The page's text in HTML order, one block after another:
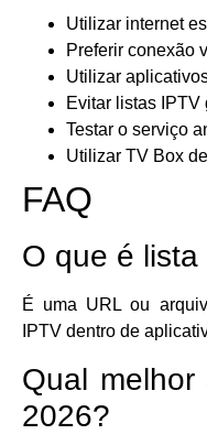
Utilizar internet
Preferir conexão
Utilizar
Evitar listas IPTV
Testar o serviço
Utilizar TV Box
FAQ
O que é
É uma URL ou
IPTV dentro de
Qual melhor
2026?